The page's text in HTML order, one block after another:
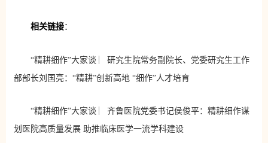
相关链接：
“精耕细作”大家谈 ︳研究生院常务副院长、党委研究生工作
部部长刘国亮：“精耕”创新高地 “细作”人才培育
“精耕细作”大家谈 ︳齐鲁医院党委书记侯俊平：精耕细作谋
划医院高质量发展 助推临床医学一流学科建设